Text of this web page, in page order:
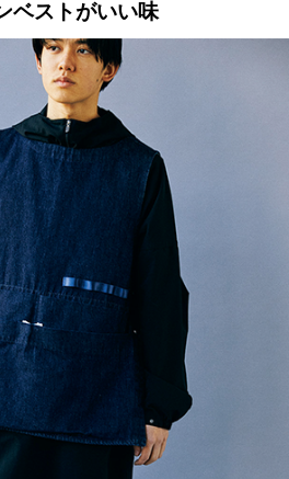
ベストがいい味